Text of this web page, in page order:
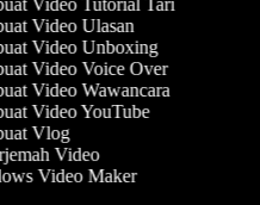
Video Tutorial Tari
Video Ulasan
Video Unboxing
Video Voice Over
Video Wawancara
Video YouTube
Vlog
Video
Video Maker